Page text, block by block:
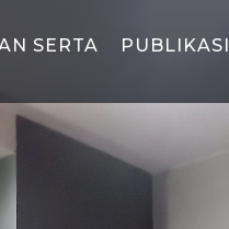
SERTA PUBLIKASI